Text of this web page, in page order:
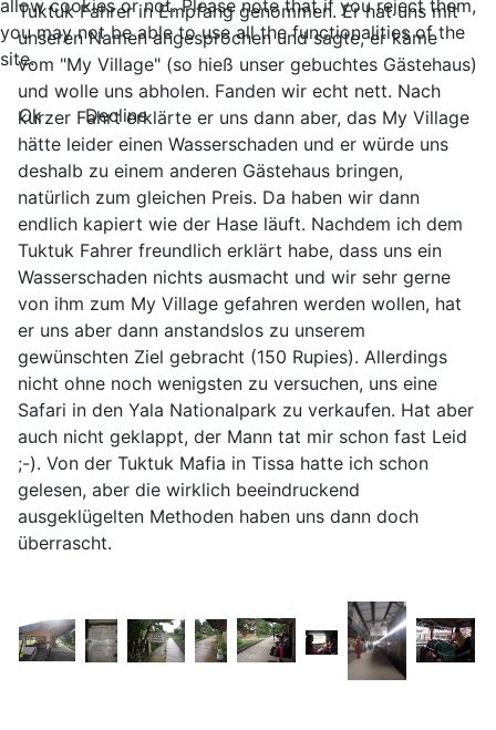
Tuktuk Fahrer in Empfang genommen. Er hat uns mit
unseren Namen angesprochen und sagte, er käme
vom "My Village" (so hieß unser gebuchtes Gästehaus)
und wolle uns abholen. Fanden wir echt nett. Nach
kurzer Fahrt erklärte er uns dann aber, das My Village
hätte leider einen Wasserschaden und er würde uns
deshalb zu einem anderen Gästehaus bringen,
natürlich zum gleichen Preis. Da haben wir dann
endlich kapiert wie der Hase läuft. Nachdem ich dem
Tuktuk Fahrer freundlich erklärt habe, dass uns ein
Wasserschaden nichts ausmacht und wir sehr gerne
von ihm zum My Village gefahren werden wollen, hat
er uns aber dann anstandslos zu unserem
gewünschten Ziel gebracht (150 Rupies). Allerdings
nicht ohne noch wenigsten zu versuchen, uns eine
Safari in den Yala Nationalpark zu verkaufen. Hat aber
auch nicht geklappt, der Mann tat mir schon fast Leid
;-). Von der Tuktuk Mafia in Tissa hatte ich schon
gelesen, aber die wirklich beeindruckend
ausgeklügelten Methoden haben uns dann doch
überrascht.
allow cookies or not. Please note that if you reject them,
you may not be able to use all the functionalities of the
site.
Ok Decline